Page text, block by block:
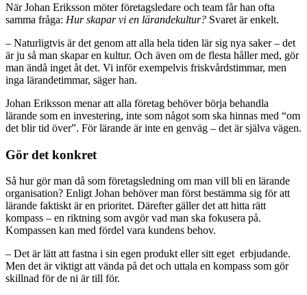
När Johan Eriksson möter företagsledare och team får han ofta
samma fråga: Hur skapar vi en lärandekultur? Svaret är enkelt.
– Naturligtvis är det genom att alla hela tiden lär sig nya saker – det
är ju så man skapar en kultur. Och även om de flesta håller med, gör
man ändå inget åt det. Vi inför exempelvis friskvårdstimmar, men
inga lärandetimmar, säger han.
Johan Eriksson menar att alla företag behöver börja behandla
lärande som en investering, inte som något som ska hinnas med “om
det blir tid över”. För lärande är inte en genväg – det är själva vägen.
Gör det konkret
Så hur gör man då som företagsledning om man vill bli en lärande
organisation? Enligt Johan behöver man först bestämma sig för att
lärande faktiskt är en prioritet. Därefter gäller det att hitta rätt
kompass – en riktning som avgör vad man ska fokusera på.
Kompassen kan med fördel vara kundens behov.
– Det är lätt att fastna i sin egen produkt eller sitt eget erbjudande.
Men det är viktigt att vända på det och uttala en kompass som gör
skillnad för de ni är till för.